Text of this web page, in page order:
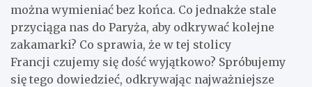
można wymieniać bez końca. Co jednakże stale
przyciąga nas do Paryża, aby odkrywać kolejne
zakamarki? Co sprawia, że w tej stolicy
Francji czujemy się dość wyjątkowo? Spróbujemy
się tego dowiedzieć, odkrywając najważniejsze